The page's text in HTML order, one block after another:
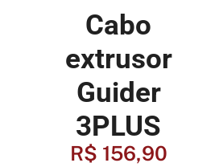
Cabo
extrusor
Guider
3PLUS
R$ 156,90